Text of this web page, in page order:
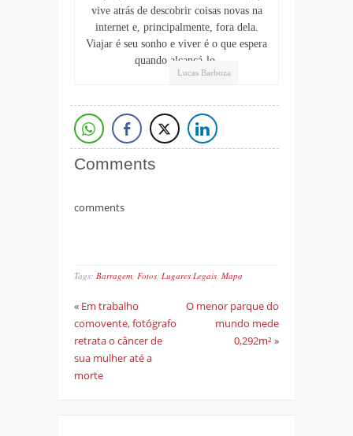
Lucas Barboza
vive atrás de descobrir coisas novas na
internet e, principalmente, fora dela.
Viajar é seu sonho e viver é o que espera
quando alcançá-lo.
Comments
comments
Tags: Barragem, Fotos, Lugares Legais, Mapa
« Em trabalho
comovente, fotógrafo
retrata o câncer de
sua mulher até a
morte
O menor parque do
mundo mede
0,292m²»